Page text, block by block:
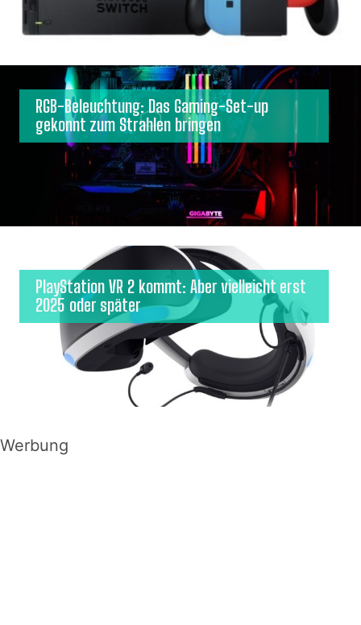
RGB-Beleuchtung: Das Gaming-Set-up
gekonnt zum Strahlen bringen
PlayStation VR 2 kommt: Aber vielleicht erst
2025 oder später
Werbung